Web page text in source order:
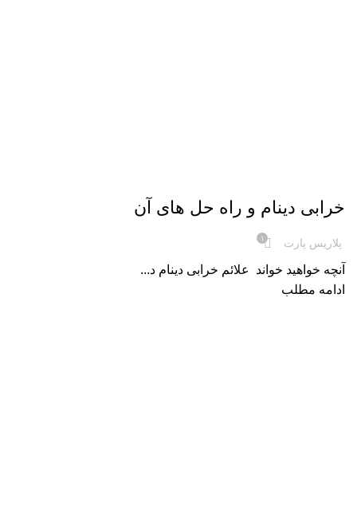
خرابی دینام و راه حل های آن
پلاریس پارت ۱
آنچه خواهید خواند علائم خرابی دینام د...
ادامه مطلب